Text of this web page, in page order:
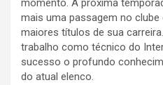
momento. A próxima
mais uma passagem no
maiores títulos de sua
trabalho como técnico do
sucesso o profundo
do atual elenco.